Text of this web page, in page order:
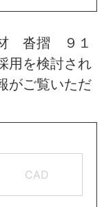
沓摺 ９１
用を検討され
がご覧いただ
CAD